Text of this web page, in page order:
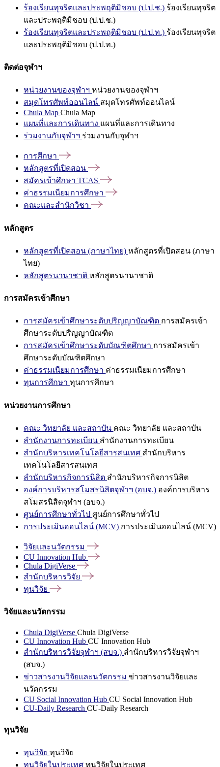
ร้องเรียนทุจริตและประพฤติมิชอบ (ป.ป.ช.) ร้องเรียนทุจริต
และประพฤติมิชอบ (ป.ป.ช.)
ร้องเรียนทุจริตและประพฤติมิชอบ (ป.ป.ท.) ร้องเรียนทุจริต
และประพฤติมิชอบ (ป.ป.ท.)
ติดต่อจุฬาฯ
หน่วยงานของจุฬาฯ หน่วยงานของจุฬาฯ
สมุดโทรศัพท์ออนไลน์ สมุดโทรศัพท์ออนไลน์
Chula Map Chula Map
แผนที่และการเดินทาง แผนที่และการเดินทาง
ร่วมงานกับจุฬาฯ ร่วมงานกับจุฬาฯ
การศึกษา
หลักสูตรที่เปิดสอน
สมัครเข้าศึกษา TCAS
ค่าธรรมเนียมการศึกษา
คณะและสำนักวิชา
หลักสูตร
หลักสูตรที่เปิดสอน (ภาษาไทย) หลักสูตรที่เปิดสอน (ภาษา
ไทย)
หลักสูตรนานาชาติ หลักสูตรนานาชาติ
การสมัครเข้าศึกษา
การสมัครเข้าศึกษาระดับปริญญาบัณฑิต การสมัครเข้า
ศึกษาระดับปริญญาบัณฑิต
การสมัครเข้าศึกษาระดับบัณฑิตศึกษา การสมัครเข้า
ศึกษาระดับบัณฑิตศึกษา
ค่าธรรมเนียมการศึกษา ค่าธรรมเนียมการศึกษา
ทุนการศึกษา ทุนการศึกษา
หน่วยงานการศึกษา
คณะ วิทยาลัย และสถาบัน คณะ วิทยาลัย และสถาบัน
สำนักงานการทะเบียน สำนักงานการทะเบียน
สำนักบริหารเทคโนโลยีสารสนเทศ สำนักบริหาร
เทคโนโลยีสารสนเทศ
สำนักบริหารกิจการนิสิต สำนักบริหารกิจการนิสิต
องค์การบริหารสโมสรนิสิตจุฬาฯ (อบจ.) องค์การบริหาร
สโมสรนิสิตจุฬาฯ (อบจ.)
ศูนย์การศึกษาทั่วไป ศูนย์การศึกษาทั่วไป
การประเมินออนไลน์ (MCV) การประเมินออนไลน์ (MCV)
วิจัยและนวัตกรรม
CU Innovation Hub
Chula DigiVerse
สำนักบริหารวิจัย
ทุนวิจัย
วิจัยและนวัตกรรม
Chula DigiVerse Chula DigiVerse
CU Innovation Hub CU Innovation Hub
สำนักบริหารวิจัยจุฬาฯ (สบจ.) สำนักบริหารวิจัยจุฬาฯ
(สบจ.)
ข่าวสารงานวิจัยและนวัตกรรม ข่าวสารงานวิจัยและ
นวัตกรรม
CU Social Innovation Hub CU Social Innovation Hub
CU-Daily Research CU-Daily Research
ทุนวิจัย
ทุนวิจัย ทุนวิจัย
ทุนวิจัยในประเทศ ทุนวิจัยในประเทศ